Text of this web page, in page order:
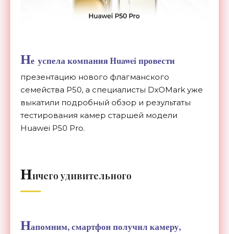
Не успела компания Huawei провести
презентацию нового флагманского
семейства P50, а специалисты DxOMark уже
выкатили подробный обзор и результаты
тестирования камер старшей модели
Huawei P50 Pro.
Ничего удивительного
Напомним, смартфон получил камеру,